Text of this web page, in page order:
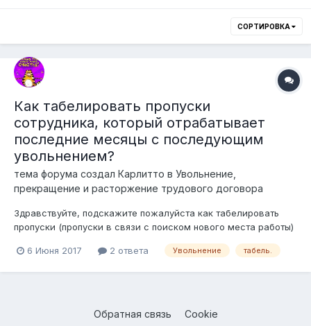
СОРТИРОВКА
Как табелировать пропуски
сотрудника, который отрабатывает
последние месяцы с последующим
увольнением?
тема форума создал Карлитто в Увольнение,
прекращение и расторжение трудового договора
Здравствуйте, подскажите пожалуйста как табелировать
пропуски (пропуски в связи с поиском нового места работы)
уходит. Расторжение трудового договора по инициативе
6 Июня 2017 2 ответа Увольнение табель.
Обратная связь Cookie